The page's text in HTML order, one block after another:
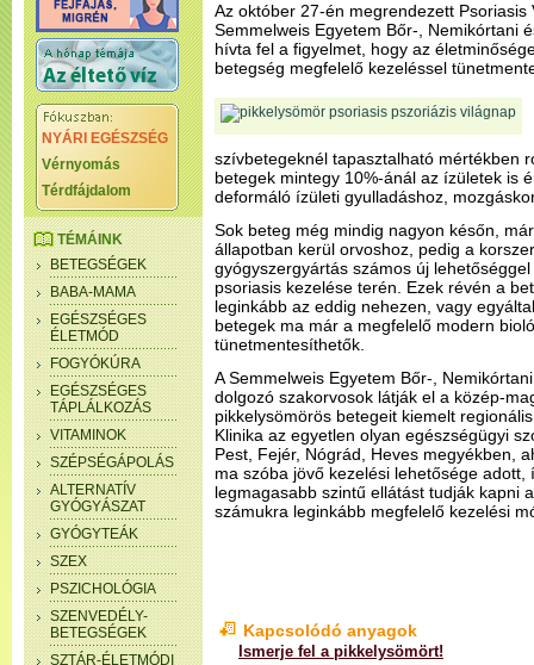
NYÁRI EGÉSZSÉG
Vérnyomás
Térdfájdalom
TÉMÁINK
BETEGSÉGEK
BABA-MAMA
EGÉSZSÉGES
ÉLETMÓD
FOGYÓKÚRA
EGÉSZSÉGES
TÁPLÁLKOZÁS
VITAMINOK
SZÉPSÉGÁPOLÁS
ALTERNATÍV
GYÓGYÁSZAT
GYÓGYTEÁK
SZEX
PSZICHOLÓGIA
SZENVEDÉLY-
BETEGSÉGEK
SZTÁR-ÉLETMÓDI
Az október 27-én megrendezett Psoriasis
Semmelweis Egyetem Bőr-, Nemikórtani
hívta fel a figyelmet, hogy az
betegség megfelelő kezeléssel
szívbetegeknél tapasztalható mértékben
betegek mintegy 10%-ánál az ízületek is
deformáló ízületi gyulladáshoz,
Sok beteg még mindig nagyon későn,
állapotban kerül orvoshoz, pedig a
gyógyszergyártás számos új
psoriasis kezelése terén. Ezek révén a
leginkább az eddig nehezen, vagy
betegek ma már a megfelelő modern
tünetmentesíthetők.
A Semmelweis Egyetem Bőr-,
dolgozó szakorvosok látják el a közép-
pikkelysömörös betegeit kiemelt
Klinika az egyetlen olyan egészségügyi
Pest, Fejér, Nógrád, Heves megyékben,
ma szóba jövő kezelési lehetősége adott,
legmagasabb szintű ellátást tudják kapni
számukra leginkább megfelelő kezelési
Kapcsolódó anyagok
Ismerje fel a pikkelysömört!